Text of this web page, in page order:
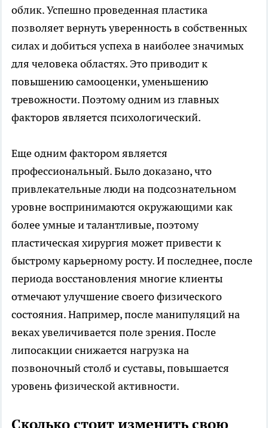
облик. Успешно проведенная пластика
позволяет вернуть уверенность в собственных
силах и добиться успеха в наиболее значимых
для человека областях. Это приводит к
повышению самооценки, уменьшению
тревожности. Поэтому одним из главных
факторов является психологический.
Еще одним фактором является
профессиональный. Было доказано, что
привлекательные люди на подсознательном
уровне воспринимаются окружающими как
более умные и талантливые, поэтому
пластическая хирургия может привести к
быстрому карьерному росту. И последнее, после
периода восстановления многие клиенты
отмечают улучшение своего физического
состояния. Например, после манипуляций на
веках увеличивается поле зрения. После
липосакции снижается нагрузка на
позвоночный столб и суставы, повышается
уровень физической активности.